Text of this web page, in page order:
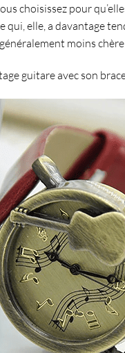
choisissez pour
qui, elle, a davantage
moins
guitareavec son